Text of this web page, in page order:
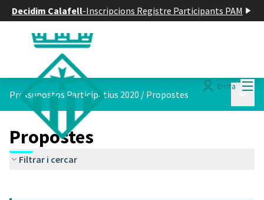
Decidim Calafell-Inscripcions Registre Participants PAM
Entra
Pressupostos Participatius 2020 / Propostes
Propostes
Filtrar i cercar